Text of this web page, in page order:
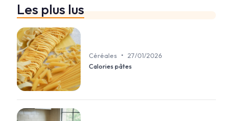
Les plus lus
Céréales • 27/01/2026
Calories pâtes